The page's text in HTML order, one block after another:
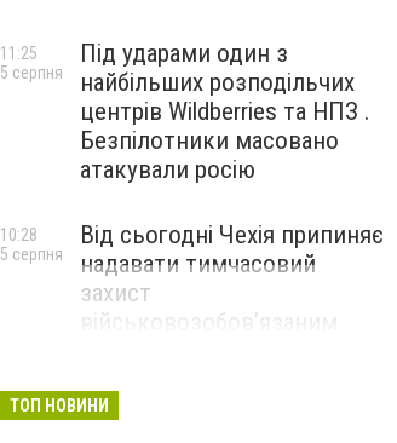
Під ударами один з
найбільших розподільчих
центрів Wildberries та НПЗ .
Безпілотники масовано
атакували росію
11:25
5 серпня
Від сьогодні Чехія припиняє
надавати тимчасовий
захист
військовозобов’язаним
10:28
5 серпня
ТОП НОВИНИ